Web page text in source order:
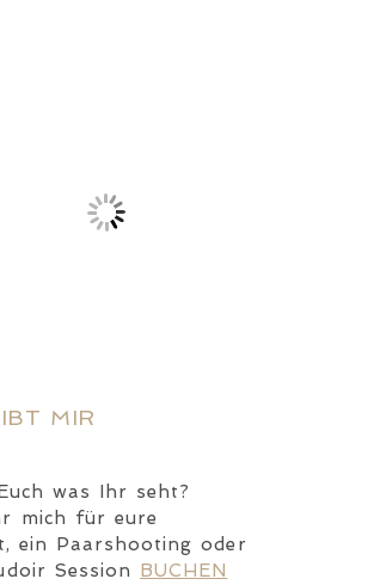
MIR
was Ihr seht?
mich für eure
ein Paarshooting oder
Session BUCHEN